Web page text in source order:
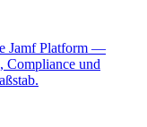
Jamf Platform —
Compliance und